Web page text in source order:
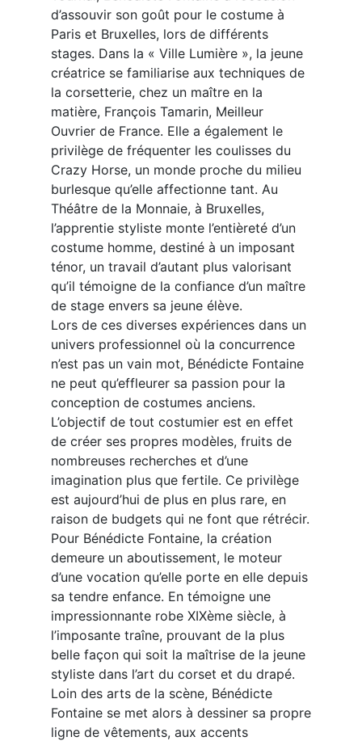
d’assouvir son goût pour le costume à
Paris et Bruxelles, lors de différents
stages. Dans la « Ville Lumière », la jeune
créatrice se familiarise aux techniques de
la corsetterie, chez un maître en la
matière, François Tamarin, Meilleur
Ouvrier de France. Elle a également le
privilège de fréquenter les coulisses du
Crazy Horse, un monde proche du milieu
burlesque qu’elle affectionne tant. Au
Théâtre de la Monnaie, à Bruxelles,
l’apprentie styliste monte l’entièreté d’un
costume homme, destiné à un imposant
ténor, un travail d’autant plus valorisant
qu’il témoigne de la confiance d’un maître
de stage envers sa jeune élève.
Lors de ces diverses expériences dans un
univers professionnel où la concurrence
n’est pas un vain mot, Bénédicte Fontaine
ne peut qu’effleurer sa passion pour la
conception de costumes anciens.
L’objectif de tout costumier est en effet
de créer ses propres modèles, fruits de
nombreuses recherches et d’une
imagination plus que fertile. Ce privilège
est aujourd’hui de plus en plus rare, en
raison de budgets qui ne font que rétrécir.
Pour Bénédicte Fontaine, la création
demeure un aboutissement, le moteur
d’une vocation qu’elle porte en elle depuis
sa tendre enfance. En témoigne une
impressionnante robe XIXème siècle, à
l’imposante traîne, prouvant de la plus
belle façon qui soit la maîtrise de la jeune
styliste dans l’art du corset et du drapé.
Loin des arts de la scène, Bénédicte
Fontaine se met alors à dessiner sa propre
ligne de vêtements, aux accents